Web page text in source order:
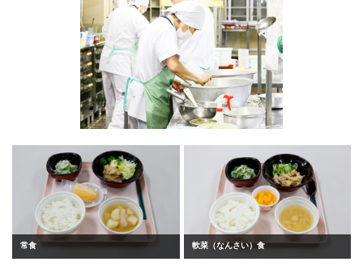
常食 軟菜（なんさい）食